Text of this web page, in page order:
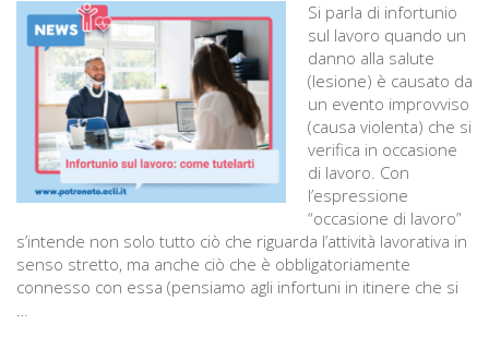
Si parla di infortunio
sul lavoro quando un
danno alla salute
(lesione) è causato da
un evento improvviso
(causa violenta) che si
verifica in occasione
di lavoro. Con
l’espressione
“occasione di lavoro”
s’intende non solo tutto ciò che riguarda l’attività lavorativa in
senso stretto, ma anche ciò che è obbligatoriamente
connesso con essa (pensiamo agli infortuni in itinere che si
…